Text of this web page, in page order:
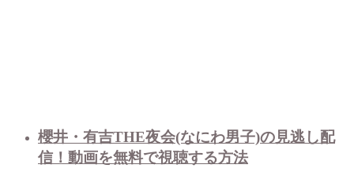
櫻井・有吉THE夜会(なにわ男子)の見逃し配
信！動画を無料で視聴する方法